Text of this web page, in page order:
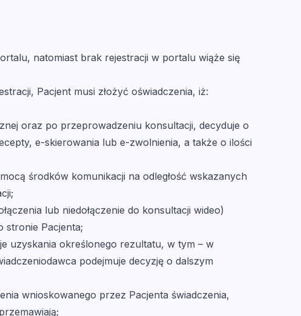
natomiast brak rejestracji w portalu wiąże się
Pacjent musi złożyć oświadczenia, iż:
oraz po przeprowadzeniu konsultacji, decyduje o
e-skierowania lub e-zwolnienia, a także o ilości
środków komunikacji na odległość wskazanych
lub niedołączenie do konsultacji wideo)
stronie Pacjenta;
uzyskania określonego rezultatu, w tym – w
podejmuje decyzję o dalszym
wnioskowanego przez Pacjenta świadczenia,